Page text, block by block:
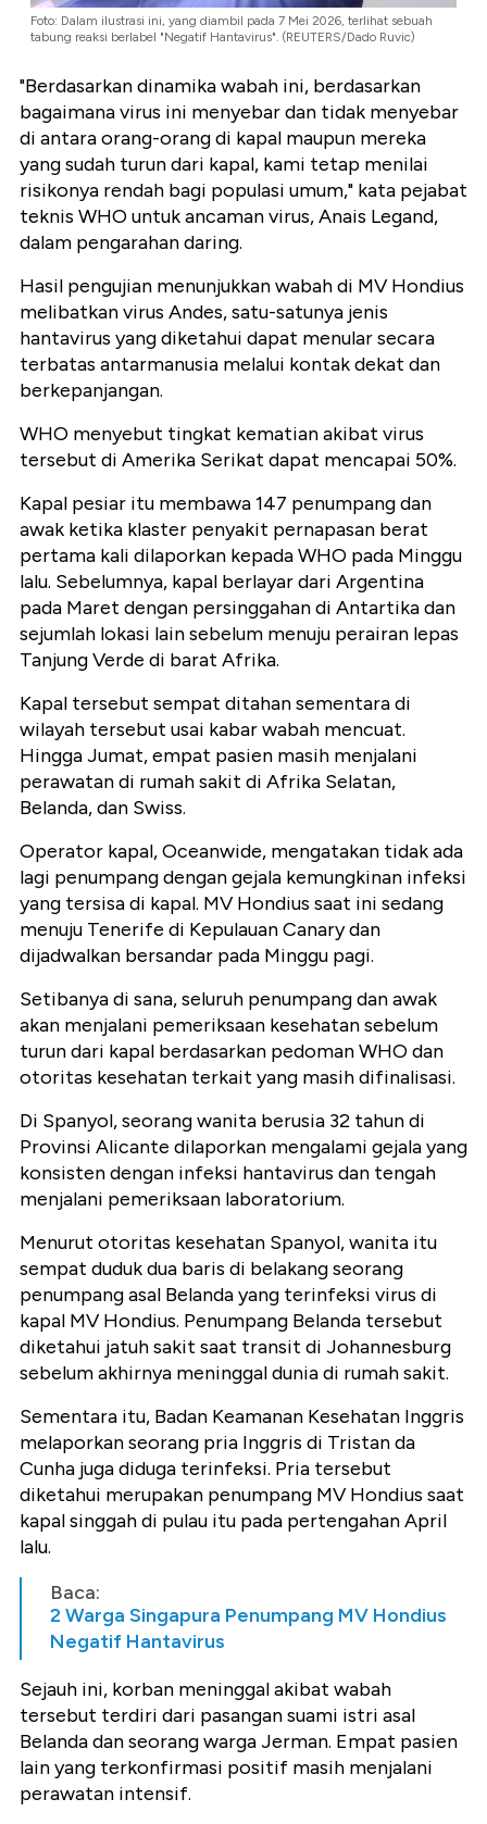
Foto: Dalam ilustrasi ini, yang diambil pada 7 Mei 2026, terlihat sebuah
tabung reaksi berlabel "Negatif Hantavirus". (REUTERS/Dado Ruvic)
"Berdasarkan dinamika wabah ini, berdasarkan
bagaimana virus ini menyebar dan tidak menyebar
di antara orang-orang di kapal maupun mereka
yang sudah turun dari kapal, kami tetap menilai
risikonya rendah bagi populasi umum," kata pejabat
teknis WHO untuk ancaman virus, Anais Legand,
dalam pengarahan daring.
Hasil pengujian menunjukkan wabah di MV Hondius
melibatkan virus Andes, satu-satunya jenis
hantavirus yang diketahui dapat menular secara
terbatas antarmanusia melalui kontak dekat dan
berkepanjangan.
WHO menyebut tingkat kematian akibat virus
tersebut di Amerika Serikat dapat mencapai 50%.
Kapal pesiar itu membawa 147 penumpang dan
awak ketika klaster penyakit pernapasan berat
pertama kali dilaporkan kepada WHO pada Minggu
lalu. Sebelumnya, kapal berlayar dari Argentina
pada Maret dengan persinggahan di Antartika dan
sejumlah lokasi lain sebelum menuju perairan lepas
Tanjung Verde di barat Afrika.
Kapal tersebut sempat ditahan sementara di
wilayah tersebut usai kabar wabah mencuat.
Hingga Jumat, empat pasien masih menjalani
perawatan di rumah sakit di Afrika Selatan,
Belanda, dan Swiss.
Operator kapal, Oceanwide, mengatakan tidak ada
lagi penumpang dengan gejala kemungkinan infeksi
yang tersisa di kapal. MV Hondius saat ini sedang
menuju Tenerife di Kepulauan Canary dan
dijadwalkan bersandar pada Minggu pagi.
Setibanya di sana, seluruh penumpang dan awak
akan menjalani pemeriksaan kesehatan sebelum
turun dari kapal berdasarkan pedoman WHO dan
otoritas kesehatan terkait yang masih difinalisasi.
Di Spanyol, seorang wanita berusia 32 tahun di
Provinsi Alicante dilaporkan mengalami gejala yang
konsisten dengan infeksi hantavirus dan tengah
menjalani pemeriksaan laboratorium.
Menurut otoritas kesehatan Spanyol, wanita itu
sempat duduk dua baris di belakang seorang
penumpang asal Belanda yang terinfeksi virus di
kapal MV Hondius. Penumpang Belanda tersebut
diketahui jatuh sakit saat transit di Johannesburg
sebelum akhirnya meninggal dunia di rumah sakit.
Sementara itu, Badan Keamanan Kesehatan Inggris
melaporkan seorang pria Inggris di Tristan da
Cunha juga diduga terinfeksi. Pria tersebut
diketahui merupakan penumpang MV Hondius saat
kapal singgah di pulau itu pada pertengahan April
lalu.
Baca:
2 Warga Singapura Penumpang MV Hondius
Negatif Hantavirus
Sejauh ini, korban meninggal akibat wabah
tersebut terdiri dari pasangan suami istri asal
Belanda dan seorang warga Jerman. Empat pasien
lain yang terkonfirmasi positif masih menjalani
perawatan intensif.